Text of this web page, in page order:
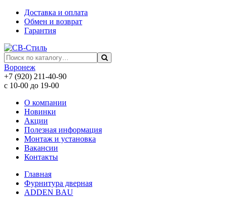
Доставка и оплата
Обмен и возврат
Гарантия
Воронеж
+7 (920) 211-40-90
с 10-00 до 19-00
О компании
Новинки
Акции
Полезная информация
Монтаж и установка
Вакансии
Контакты
Главная
Фурнитура дверная
ADDEN BAU